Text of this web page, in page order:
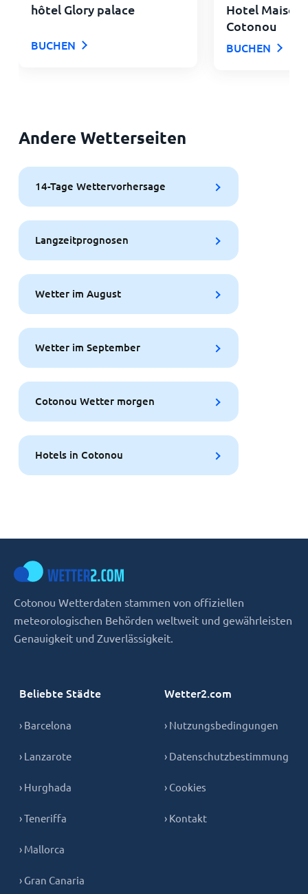
hôtel Glory palace
BUCHEN
Hotel Maison
Cotonou
BUCHEN
Andere Wetterseiten
14-Tage Wettervorhersage
Langzeitprognosen
Wetter im August
Wetter im September
Cotonou Wetter morgen
Hotels in Cotonou
Cotonou Wetterdaten stammen von offiziellen
meteorologischen Behörden weltweit und gewährleisten
Genauigkeit und Zuverlässigkeit.
Beliebte Städte
› Barcelona
› Lanzarote
› Hurghada
› Teneriffa
› Mallorca
› Gran Canaria
Wetter2.com
› Nutzungsbedingungen
› Datenschutzbestimmung
› Cookies
› Kontakt